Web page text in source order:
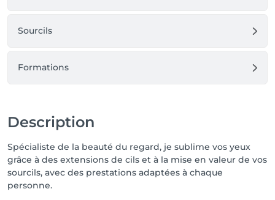
Sourcils
Formations
Description
Spécialiste de la beauté du regard, je sublime vos yeux
grâce à des extensions de cils et à la mise en valeur de vos
sourcils, avec des prestations adaptées à chaque
personne.